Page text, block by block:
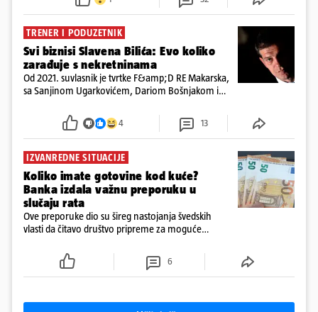
TRENER I PODUZETNIK
Svi biznisi Slavena Bilića: Evo koliko
zarađuje s nekretninama
Od 2021. suvlasnik je tvrtke F&amp;D RE Makarska,
sa Sanjinom Ugarkovićem, Dariom Bošnjakom i
poslovanje nekretninama, a od osnutka nema
zaposlenih
4 13
IZVANREDNE SITUACIJE
Koliko imate gotovine kod kuće?
Banka izdala važnu preporuku u
slučaju rata
Ove preporuke dio su šireg nastojanja švedskih
vlasti da čitavo društvo pripreme za moguće
6